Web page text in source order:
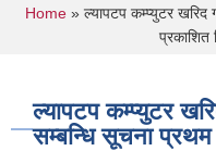
You are here
Home » ल्यापटप कम्प्युटर खरिद
ल्यापटप कम्प्युटर
सम्बन्धि सूचना